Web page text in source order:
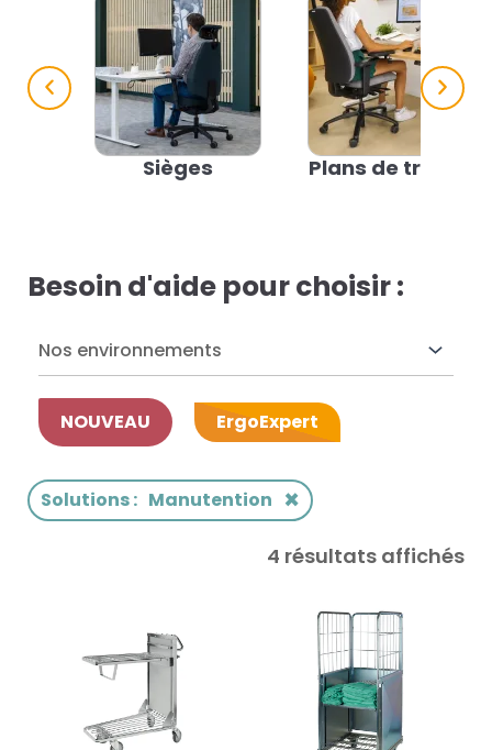
solutions...
Vie
Azergo
Sièges Plans de travail
Besoin d'aide pour choisir :
NOUVEAU
Nos environnements
ErgoExpert
Solutions: Manutention ×
4 résultats affichés